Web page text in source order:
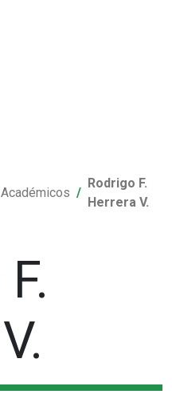
Académicos
Rodrigo F.
Herrera V.